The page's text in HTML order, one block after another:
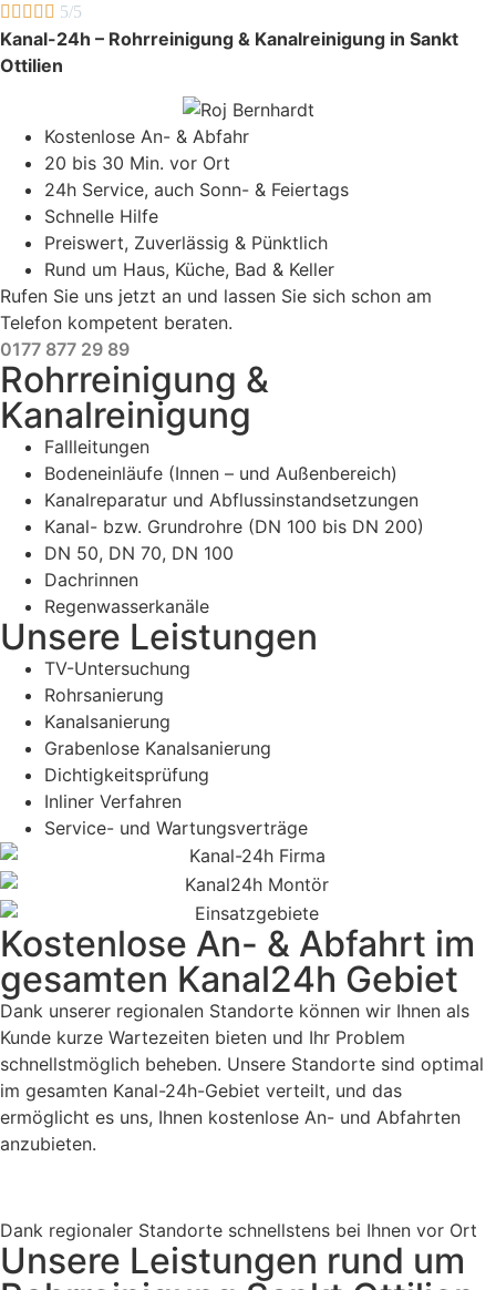
     5/5
Kanal-24h – Rohrreinigung & Kanalreinigung in Sankt
Ottilien
Kostenlose An- & Abfahr
20 bis 30 Min. vor Ort
24h Service, auch Sonn- & Feiertags
Schnelle Hilfe
Preiswert, Zuverlässig & Pünktlich
Rund um Haus, Küche, Bad & Keller
Rufen Sie uns jetzt an und lassen Sie sich schon am
Telefon kompetent beraten.
0177 877 29 89
Rohrreinigung &
Kanalreinigung
Fallleitungen
Bodeneinläufe (Innen – und Außenbereich)
Kanalreparatur und Abflussinstandsetzungen
Kanal- bzw. Grundrohre (DN 100 bis DN 200)
DN 50, DN 70, DN 100
Dachrinnen
Regenwasserkanäle
Unsere Leistungen
TV-Untersuchung
Rohrsanierung
Kanalsanierung
Grabenlose Kanalsanierung
Dichtigkeitsprüfung
Inliner Verfahren
Service- und Wartungsverträge
Kostenlose An- & Abfahrt im
gesamten Kanal24h Gebiet
Dank unserer regionalen Standorte können wir Ihnen als
Kunde kurze Wartezeiten bieten und Ihr Problem
schnellstmöglich beheben. Unsere Standorte sind optimal
im gesamten Kanal-24h-Gebiet verteilt, und das
ermöglicht es uns, Ihnen kostenlose An- und Abfahrten
anzubieten.
Dank regionaler Standorte schnellstens bei Ihnen vor Ort
Unsere Leistungen rund um